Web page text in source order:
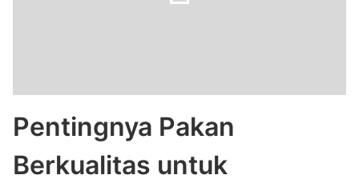
Pentingnya Pakan
Berkualitas untuk